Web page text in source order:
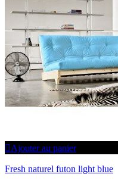
Ajouter au panier
Fresh naturel futon light blue